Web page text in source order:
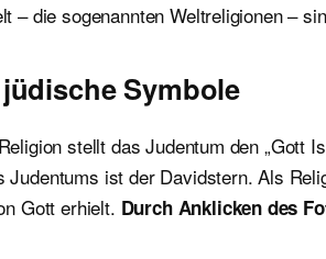
– die sogenannten Weltreligionen –
Symbole
stellt das Judentum den „Gott
Judentums ist der Davidstern. Als
Gott erhielt. Durch Anklicken des